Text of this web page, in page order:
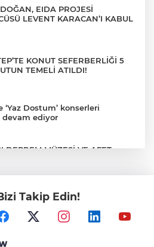
EIDA PROJESİ
LEVENT KARACAN’I KABUL
KONUT SEFERBERLİĞİ 5
TEMELİ ATILDI!
‘Yaz Dostum’ konserleri
devam ediyor
DEPREM MÜZESİ VE AFET
Kaderini Değiştiren Gün!
Lozan'ın Yıl Dönümünde
Takip Edin!